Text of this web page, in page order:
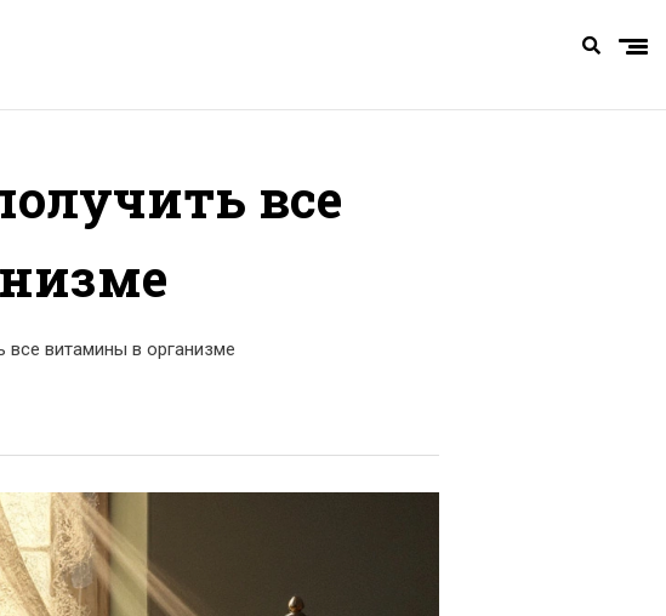
все
все витамины в организме